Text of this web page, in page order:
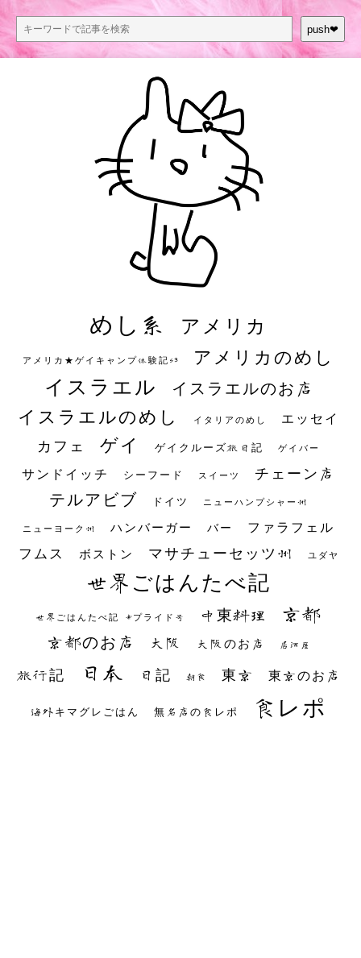
push❤︎
めし系 アメリカ
アメリカ★ゲイキャンプ体験記S3 アメリカのめし
イスラエル イスラエルのお店
イスラエルのめし イタリアのめし エッセイ
カフェ ゲイ ゲイクルーズ旅日記 ゲイバー
サンドイッチ シーフード スイーツ チェーン店
テルアビブ ドイツ ニューハンプシャー州
ニューヨーク州 ハンバーガー バー ファラフェル
フムス ボストン マサチューセッツ州 ユダヤ
世界ごはんたべ記
世界ごはんたべ記 #プライド号 中東料理 京都
京都のお店 大阪 大阪のお店 居酒屋
旅行記 日本 日記 朝食 東京 東京のお店
海外キマグレごはん 無名店の食レポ 食レポ